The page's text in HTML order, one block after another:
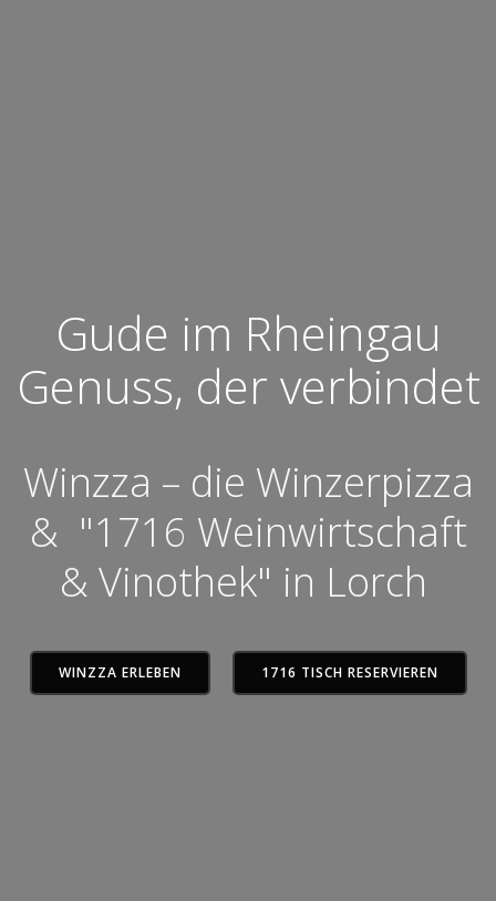
Gude im Rheingau
Genuss, der verbindet
Winzza – die Winzerpizza
& "1716 Weinwirtschaft
& Vinothek" in Lorch
WINZZA ERLEBEN 1716 TISCH RESERVIEREN